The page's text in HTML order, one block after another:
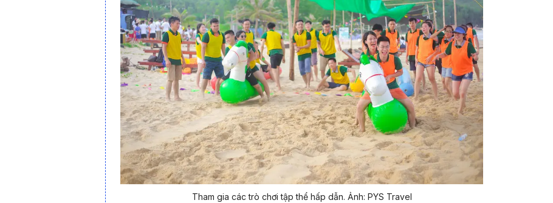
Bên cạnh đó, du khách còn có cơ hội thưởng thức các món hải sản tươi ngon đặc trưng của vùng
biển Quảng Ninh và khám phá vẻ đẹp yên bình, thư thái của đảo Quan Lạn khi về đêm.
Hoạt động teambuilding trên bãi biển Quan Lạn là điểm nhấn không thể bỏ lỡ trong hành trình, với
nhiều trò chơi tập thể hấp dẫn được thiết kế nhằm tăng tính kết nối và tinh thần đồng đội. Không
gian biển rộng thoáng, cát trắng mịn cùng không khí sôi động sẽ giúp các thành viên “cháy hết
mình”, tạo nên những khoảnh khắc vui vẻ và đáng nhớ cho cả tập thể.
Tham gia các trò chơi tập thể hấp dẫn. Ảnh: PYS Travel